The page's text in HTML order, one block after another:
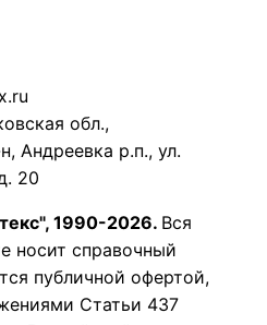
обл.,
Андреевка р.п., ул.
20
1990-2026. Вся
носит справочный
публичной офертой,
Статьи 437